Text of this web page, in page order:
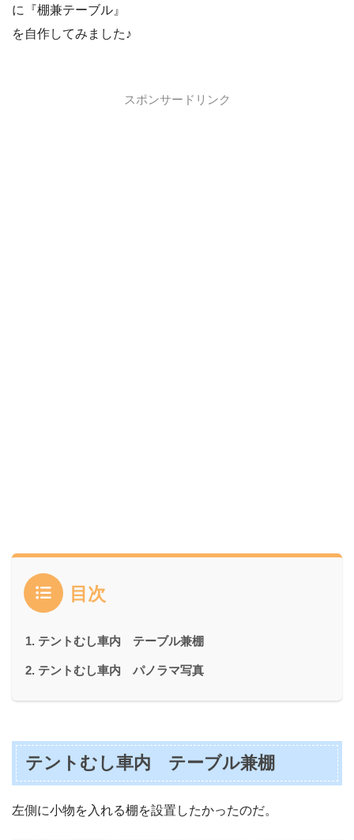
に『棚兼テーブル』
を自作してみました♪
スポンサードリンク
目次
テントむし車内 テーブル兼棚
テントむし車内 パノラマ写真
テントむし車内 テーブル兼棚
左側に小物を入れる棚を設置したかったのだ。